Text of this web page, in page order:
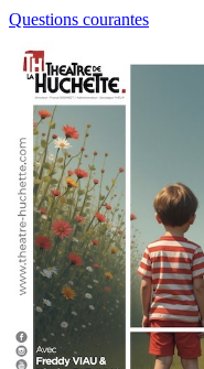
Questions courantes